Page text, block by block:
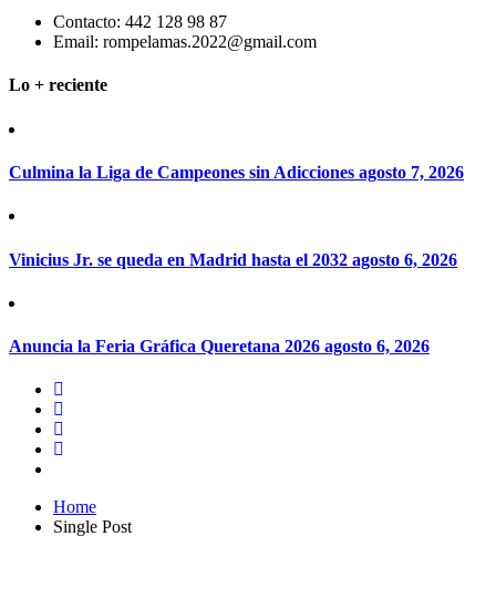
Contacto: 442 128 98 87
Email: rompelamas.2022@gmail.com
Lo + reciente
Culmina la Liga de Campeones sin Adicciones agosto 7, 2026
Vinicius Jr. se queda en Madrid hasta el 2032 agosto 6, 2026
Anuncia la Feria Gráfica Queretana 2026 agosto 6, 2026
Home
Single Post